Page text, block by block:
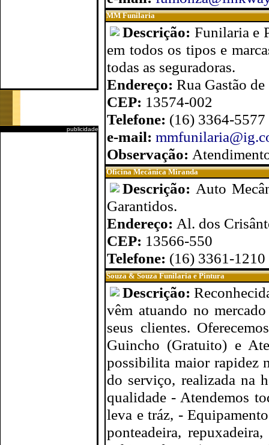
publicidade
MM Funilaria
Descrição: Funilaria e
em todos os tipos e
todas as seguradoras.
Endereço: Rua Gastão
CEP: 13574-002
Telefone: (16) 3364-
e-mail:
Observação:
Oficina Mecânica Miranda
Descrição: Auto
Garantidos.
Endereço: Al. dos
CEP: 13566-550
Telefone: (16) 3361-1210
Souza & Souza Funilaria e Pintura
Descrição:
vêm atuando no
seus clientes.
Guincho (Gratuito) e
possibilita maior rapidez
do serviço, realizada na
qualidade - Atendemos
leva e tráz, -
ponteadeira,